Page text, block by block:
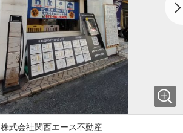
株式会社関西エース不動産